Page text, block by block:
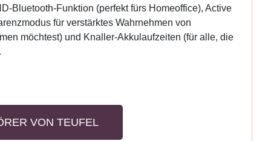
Bluetooth-Funktion (perfekt fürs Homeoffice), Active
für verstärktes Wahrnehmen von
möchtest) und Knaller-Akkulaufzeiten (für alle, die
VON TEUFEL